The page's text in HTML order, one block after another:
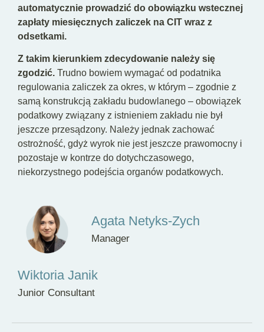
automatycznie prowadzić do obowiązku wstecznej
zapłaty miesięcznych zaliczek na CIT wraz z
odsetkami.
Z takim kierunkiem zdecydowanie należy się
zgodzić. Trudno bowiem wymagać od podatnika
regulowania zaliczek za okres, w którym – zgodnie z
samą konstrukcją zakładu budowlanego – obowiązek
podatkowy związany z istnieniem zakładu nie był
jeszcze przesądzony. Należy jednak zachować
ostrożność, gdyż wyrok nie jest jeszcze prawomocny i
pozostaje w kontrze do dotychczasowego,
niekorzystnego podejścia organów podatkowych.
Agata Netyks-Zych
Manager
Wiktoria Janik
Junior Consultant